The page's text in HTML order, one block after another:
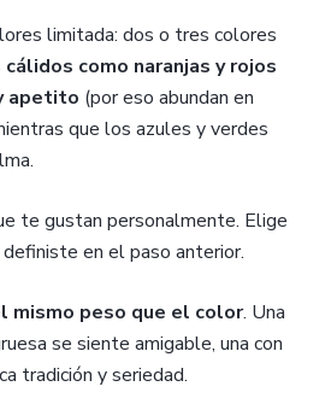
limitada: dos o tres colores
como naranjas y rojos
apetito (por eso abundan en
que los azules y verdes
te gustan personalmente. Elige
en el paso anterior.
mismo peso que el color. Una
se siente amigable, una con
tradición y seriedad.